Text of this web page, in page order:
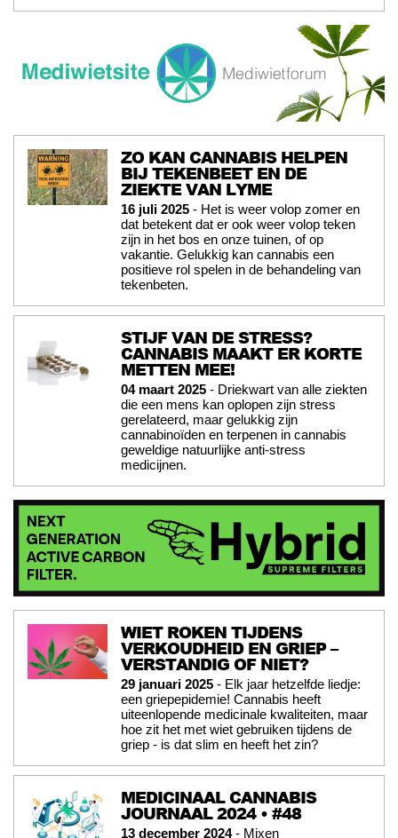
ZO KAN CANNABIS HELPEN
BIJ TEKENBEET EN DE
ZIEKTE VAN LYME
16 juli 2025 - Het is weer volop zomer en
dat betekent dat er ook weer volop teken
zijn in het bos en onze tuinen, of op
vakantie. Gelukkig kan cannabis een
positieve rol spelen in de behandeling van
tekenbeten.
STIJF VAN DE STRESS?
CANNABIS MAAKT ER KORTE
METTEN MEE!
04 maart 2025 - Driekwart van alle ziekten
die een mens kan oplopen zijn stress
gerelateerd, maar gelukkig zijn
cannabinoïden en terpenen in cannabis
geweldige natuurlijke anti-stress
medicijnen.
WIET ROKEN TIJDENS
VERKOUDHEID EN GRIEP –
VERSTANDIG OF NIET?
29 januari 2025 - Elk jaar hetzelfde liedje:
een griepepidemie! Cannabis heeft
uiteenlopende medicinale kwaliteiten, maar
hoe zit het met wiet gebruiken tijdens de
griep - is dat slim en heeft het zin?
MEDICINAAL CANNABIS
JOURNAAL 2024 • #48
13 december 2024- Mixen